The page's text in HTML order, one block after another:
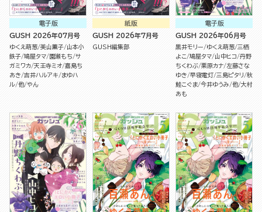
電子版
GUSH 2026年07月号
ゆくえ萌葱 美山薫子 山本小
鉄子 鳩屋タマ 園瀬もち サ
ガミワカ 天王寺ミオ 嘉島ち
あき 吉井ハルアキ
まゆハ
ル 他 やん
紙版
GUSH 2026年7月号
GUSH編集部
電子版
GUSH 2026年06月号
黒井モリー ゆくえ萌葱 三栖
よこ 鳩屋タマ 山中ヒコ 丹野
ちくわぶ 栗原カナ 左藤さな
ゆき 早寝電灯 三島ピタリ 秋
鮭こぐま 今井ゆうみ 他 大村
あも